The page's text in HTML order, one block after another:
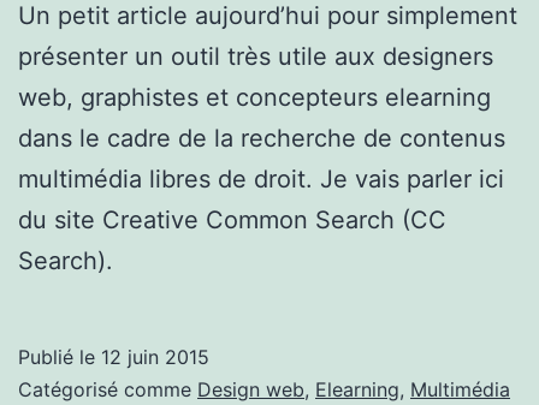
Un petit article aujourd’hui pour simplement
présenter un outil très utile aux designers
web, graphistes et concepteurs elearning
dans le cadre de la recherche de contenus
multimédia libres de droit. Je vais parler ici
du site Creative Common Search (CC
Search).
Publié le 12 juin 2015
Catégorisé comme Design web, Elearning, Multimédia